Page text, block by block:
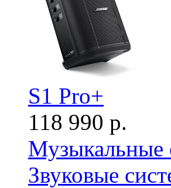
S1 Pro+
118 990 р.
Музыкальные
Звуковые